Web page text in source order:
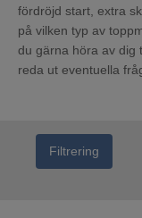
fördröjd start, extra
på vilken typ av
du gärna höra av dig
reda ut eventuella
Filtrering